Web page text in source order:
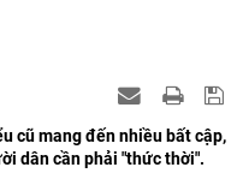
cũ mang đến nhiều bất cập,
dân cần phải "thức thời".